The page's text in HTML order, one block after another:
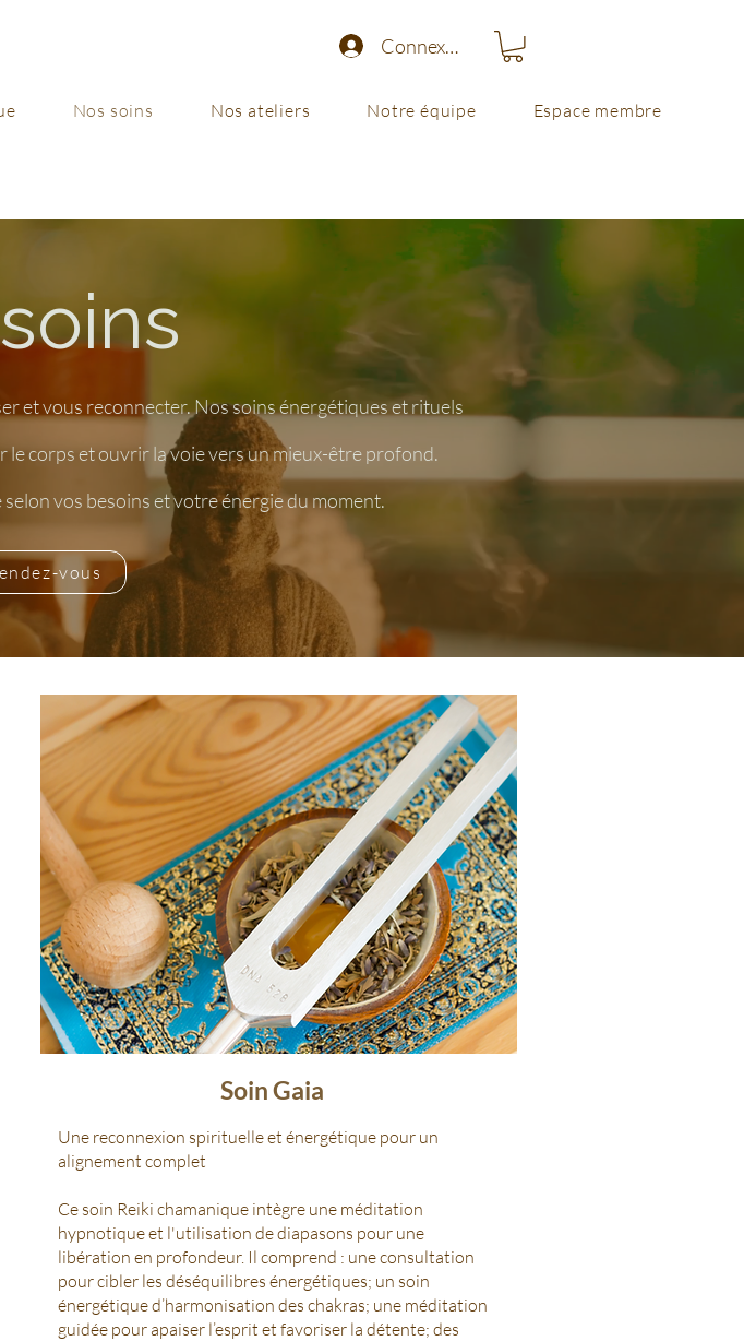
Nos soins Nos ateliers Notre équipe Espace membre
Connexion
et vous reconnecter. Nos soins énergétiques et rituels
corps et ouvrir la voie vers un mieux-être profond.
vos besoins et votre énergie du moment.
vous
Soin Gaia
Une reconnexion spirituelle et énergétique pour un
alignement complet
Ce soin Reiki chamanique intègre une méditation
hypnotique et l'utilisation de diapasons pour une
libération en profondeur. Il comprend : une consultation
pour cibler les déséquilibres énergétiques; un soin
énergétique d’harmonisation des chakras; une méditation
guidée pour apaiser l’esprit et favoriser la détente; des